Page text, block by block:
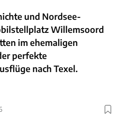
und Nordsee-
Willemsoord
im ehemaligen
perfekte
nach Texel.
Foto: Stellplatz-Radar